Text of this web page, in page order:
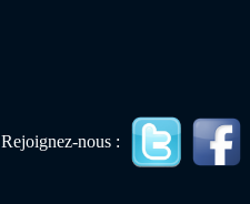
Rejoignez-nous :